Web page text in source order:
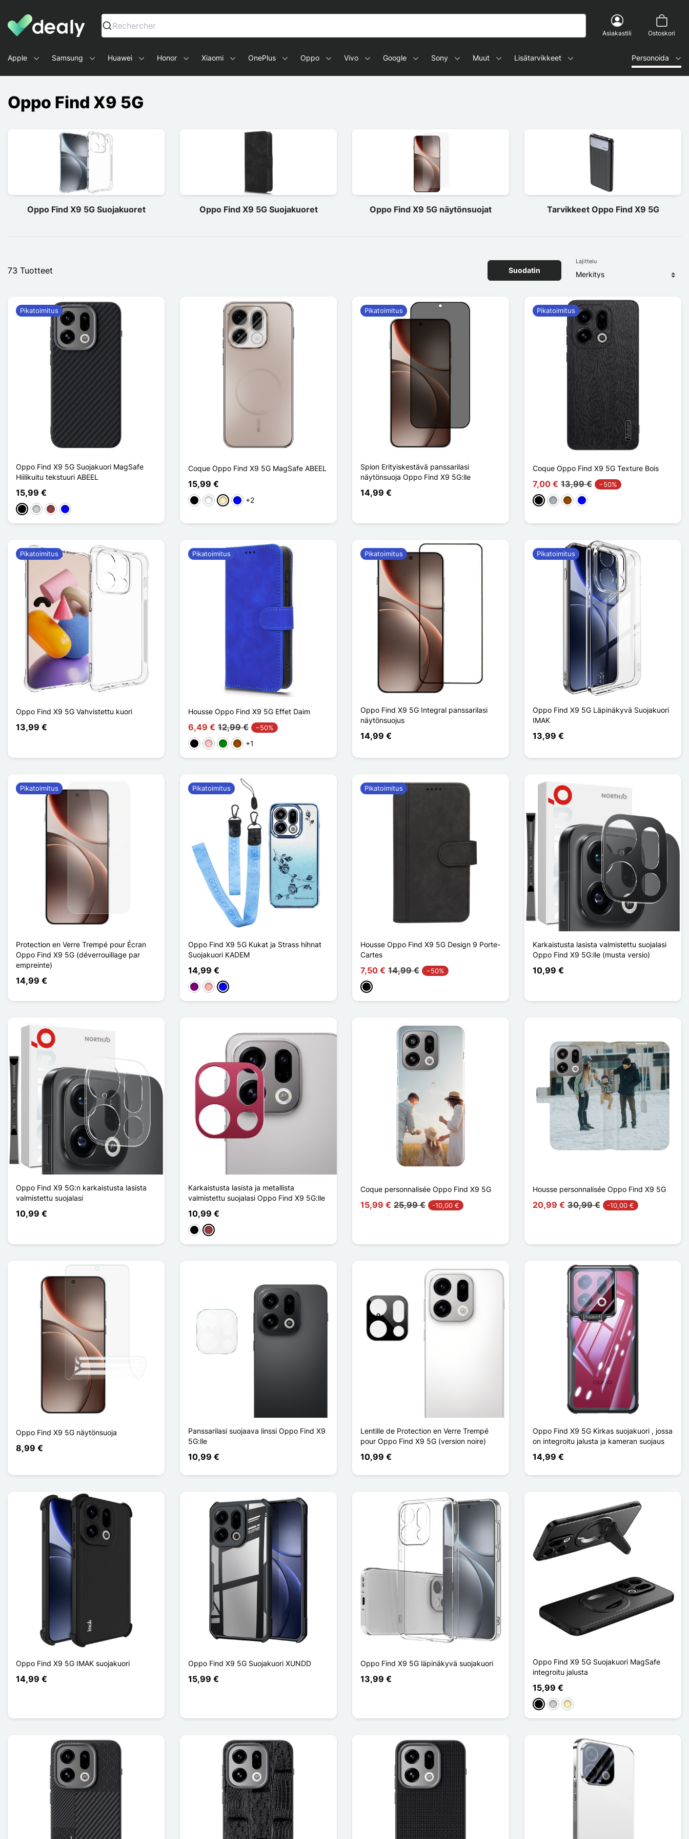
Dealy - Kotelot ja tarvikkeet älypuhelimille ja tableteille
Rechercher
Asiakastili Ostoskori
Apple Samsung Huawei Honor Xiaomi OnePlus Oppo Vivo Google Sony Muut Lisätarvikkeet Personoida
Oppo Find X9 5G
Oppo Find X9 5G Suojakuoret Oppo Find X9 5G Suojakuoret Oppo Find X9 5G näytönsuojat Tarvikkeet Oppo Find X9 5G
73 Tuotteet Suodatin
Lajittelu
Oppo Find X9 5G Suojakuori MagSafe
Hiilikuitu tekstuuri ABEEL
15,99 €
MustaArgentéRouge Foncé
Sininen
Pikatoimitus
Coque Oppo Find X9 5G MagSafe ABEEL
15,99 €
MustaValkoinen
DoréSininen
+2
Spion Erityiskestävä panssarilasi
näytönsuoja Oppo Find X9 5G:lle
14,99 €
Pikatoimitus
Coque Oppo Find X9 5G Texture Bois
7,00 € 13,99 € −50%
MustaHarmaaRuskeaSininen
Pikatoimitus
Oppo Find X9 5G Vahvistettu kuori
13,99 €
Pikatoimitus
Housse Oppo Find X9 5G Effet Daim
6,49 € 12,99 € −50%
MustaPinkkiVihreäRuskea
+1
Pikatoimitus
Oppo Find X9 5G Integral panssarilasi
näytönsuojus
14,99 €
Pikatoimitus
Oppo Find X9 5G Läpinäkyvä Suojakuori
IMAK
13,99 €
Pikatoimitus
Protection en Verre Trempé pour Écran
Oppo Find X9 5G (déverrouillage par
empreinte)
14,99 €
Pikatoimitus
Oppo Find X9 5G Kukat ja Strass hihnat
Suojakuori KADEM
14,99 €
VioletOr RoseSininen
Pikatoimitus
Housse Oppo Find X9 5G Design 9 Porte-
Cartes
7,50 € 14,99 € −50%
Musta
Pikatoimitus
Karkaistusta lasista valmistettu suojalasi
Oppo Find X9 5G:lle (musta versio)
10,99 €
Oppo Find X9 5G:n karkaistusta lasista
valmistettu suojalasi
10,99 €
Karkaistusta lasista ja metallista
valmistettu suojalasi Oppo Find X9 5G:lle
10,99 €
MustaRouge Foncé
Coque personnalisée Oppo Find X9 5G
15,99 € 25,99 € -10,00 €
Housse personnalisée Oppo Find X9 5G
20,99 € 30,99 € -10,00 €
Oppo Find X9 5G näytönsuoja
8,99 €
Panssarilasi suojaava linssi Oppo Find X9
5G:lle
10,99 €
Lentille de Protection en Verre Trempé
pour Oppo Find X9 5G (version noire)
10,99 €
Oppo Find X9 5G Kirkas suojakuori , jossa
on integroitu jalusta ja kameran suojaus
14,99 €
Oppo Find X9 5G IMAK suojakuori
14,99 €
Oppo Find X9 5G Suojakuori XUNDD
15,99 €
Oppo Find X9 5G läpinäkyvä suojakuori
13,99 €
Oppo Find X9 5G Suojakuori MagSafe
integroitu jalusta
15,99 €
MustaArgenté
Doré